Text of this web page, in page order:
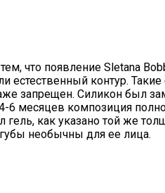
что появление Sletana
естественный контур.
запрещен. Силикон был
месяцев композиция
гель, как указано той же
необычны для ее лица.